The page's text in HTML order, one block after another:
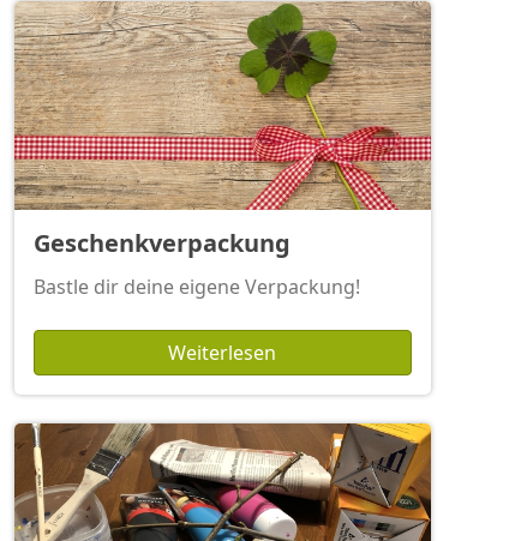
Geschenkverpackung
Bastle dir deine eigene Verpackung!
Weiterlesen